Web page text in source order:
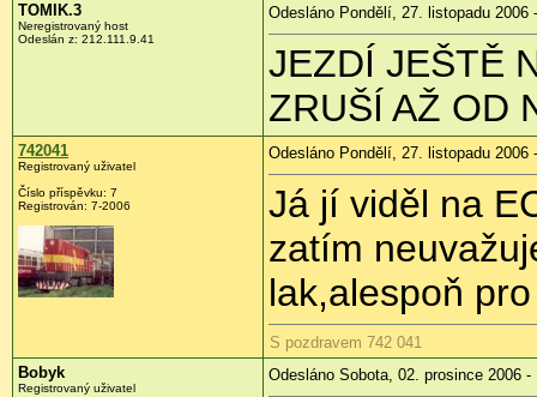
TOMIK.3
Neregistrovaný host
Odeslán z: 212.111.9.41
Odesláno Pondělí, 27. listopadu 2006
JEZDÍ JEŠTĚ
ZRUŠÍ AŽ OD
742041
Registrovaný uživatel
Číslo příspěvku: 7
Registrován: 7-2006
Odesláno Pondělí, 27. listopadu 2006
Já jí viděl na
zatím
lak,alespoň
S pozdravem 742 041
Bobyk
Registrovaný uživatel
Odesláno Sobota, 02. prosince 2006 -